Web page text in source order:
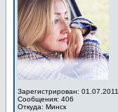
Зарегистрирован: 01.07.2011
Сообщения: 406
Откуда: Минск